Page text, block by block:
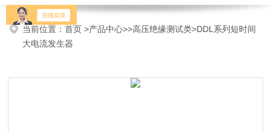
当前位置：首页>产品中心>>高压绝缘测试类>DDL系列短时间
大电流发生器